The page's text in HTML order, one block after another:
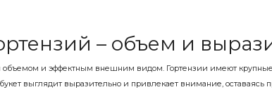
– объем и
и эффектным внешним видом. Гортензии имеют крупные
выглядит выразительно и привлекает внимание, оставаясь